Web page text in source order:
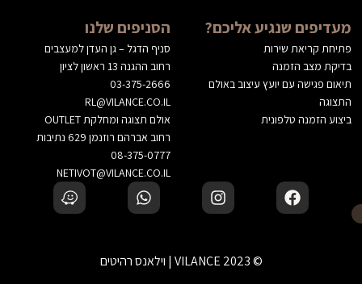
מעדיפים שנגיע אליכם?
פתיחת קריאת שירות
בדיקת מצב הזמנה
תיאום פגישה עם יועץ עיצוב באולם
התצוגה
ביצוע הזמנה טלפונית
הסניפים שלנו
סניף הדגל – גן העדן למעצבים
רחוב ההגנה 13 ראשון לציון
03-375-2666
RL@VILANCE.CO.IL
אולם תצוגה ומחלקת OUTLET
רחוב אברהם רוזנמן 629 נתיבות
08-375-0777
NETIVOT@VILANCE.CO.IL
© 2023 VILANCE | וילאנס רהיטים